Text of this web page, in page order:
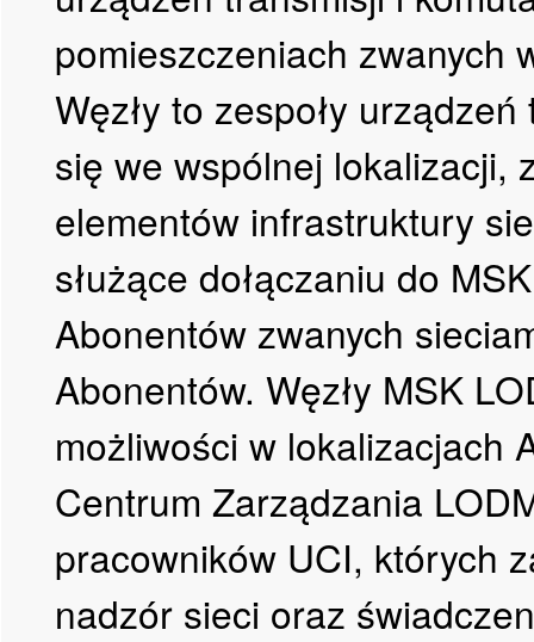
pomieszczeniach zwanych
Węzły to zespoły
się we wspólnej lokalizacji,
elementów infrastruktury
służące dołączaniu do
Abonentów zwanych
Abonentów. Węzły MSK
możliwości w lokalizacjach
Centrum Zarządzania
pracowników UCI, których
nadzór sieci oraz